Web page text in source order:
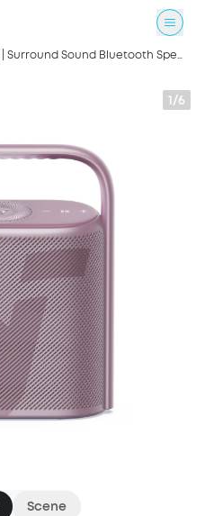
Motion X500 | Surround Sound Bluetooth Speaker
1/6
Scene